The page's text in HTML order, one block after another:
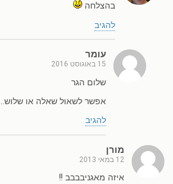
בהצלחה
להגיב
עומר
15 באוגוסט 2016
שלום הגר
אפשר לשאול שאלה או שלוש..
להגיב
מורן
12 במאי 2013
איזה מאגניבבבב !!